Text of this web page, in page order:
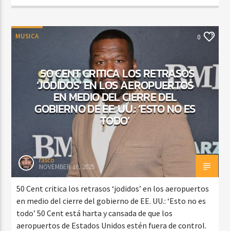
MUSICA 0
50 CENT CRITICA LOS RETRASOS
‘JODIDOS’ EN LOS AEROPUERTOS
EN MEDIO DEL CIERRE DEL
GOBIERNO DE EE. UU.: ‘ESTO NO ES
TODO’
rasco
NOVEMBER 10, 2025
50 Cent critica los retrasos ‘jodidos’ en los aeropuertos
en medio del cierre del gobierno de EE. UU.: ‘Esto no es
todo’ 50 Cent está harta y cansada de que los
aeropuertos de Estados Unidos estén fuera de control.